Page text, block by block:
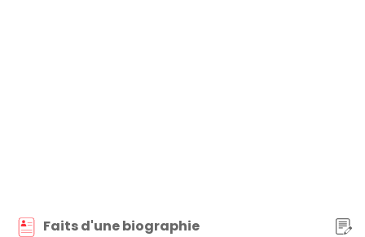
Faits d'une biographie